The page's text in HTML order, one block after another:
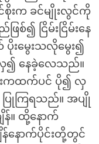
င်စိုးက ခင်မျိုးလွင်ကို
စ်၍ ငြိမ်းငြိမ်းနေ
းမွေးသလိုမွေး၍
၍ နေခဲ့လေသည်။
းကထက်ပင် ပို၍ လှ
ပြုကြရသည်။ အပျို
န်။ ထို့နောက်
နောက်ပိုင်းတို့တွင်